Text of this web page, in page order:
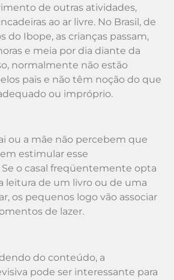
de outras atividades,
ao ar livre. No Brasil, de
do Ibope, as crianças passam,
e meia por dia diante da
normalmente não estão
pais e não têm noção do que
ou impróprio.
ou a mãe não percebem que
estimular esse
o casal freqüentemente opta
leitura de um livro ou de uma
os pequenos logo vão associar
de lazer.
do conteúdo, a
pode ser interessante para